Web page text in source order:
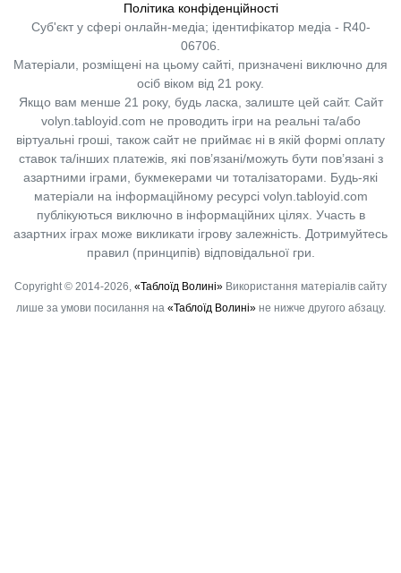
Політика конфіденційності
Суб'єкт у сфері онлайн-медіа; ідентифікатор медіа - R40-
06706.
Матеріали, розміщені на цьому сайті, призначені виключно для
осіб віком від 21 року.
Якщо вам менше 21 року, будь ласка, залиште цей сайт. Сайт
volyn.tabloyid.com не проводить ігри на реальні та/або
віртуальні гроші, також сайт не приймає ні в якій формі оплату
ставок та/інших платежів, які пов’язані/можуть бути пов’язані з
азартними іграми, букмекерами чи тоталізаторами. Будь-які
матеріали на інформаційному ресурсі volyn.tabloyid.com
публікуються виключно в інформаційних цілях. Участь в
азартних іграх може викликати ігрову залежність. Дотримуйтесь
правил (принципів) відповідальної гри.
Copyright © 2014-2026, «Таблоїд Волині» Використання матеріалів сайту
лише за умови посилання на «Таблоїд Волині»не нижче другого абзацу.